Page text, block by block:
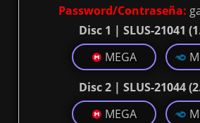
Password/Contraseña:
Disc 1 | SLUS-21041
MEGA
Disc 2 | SLUS-21044
MEGA